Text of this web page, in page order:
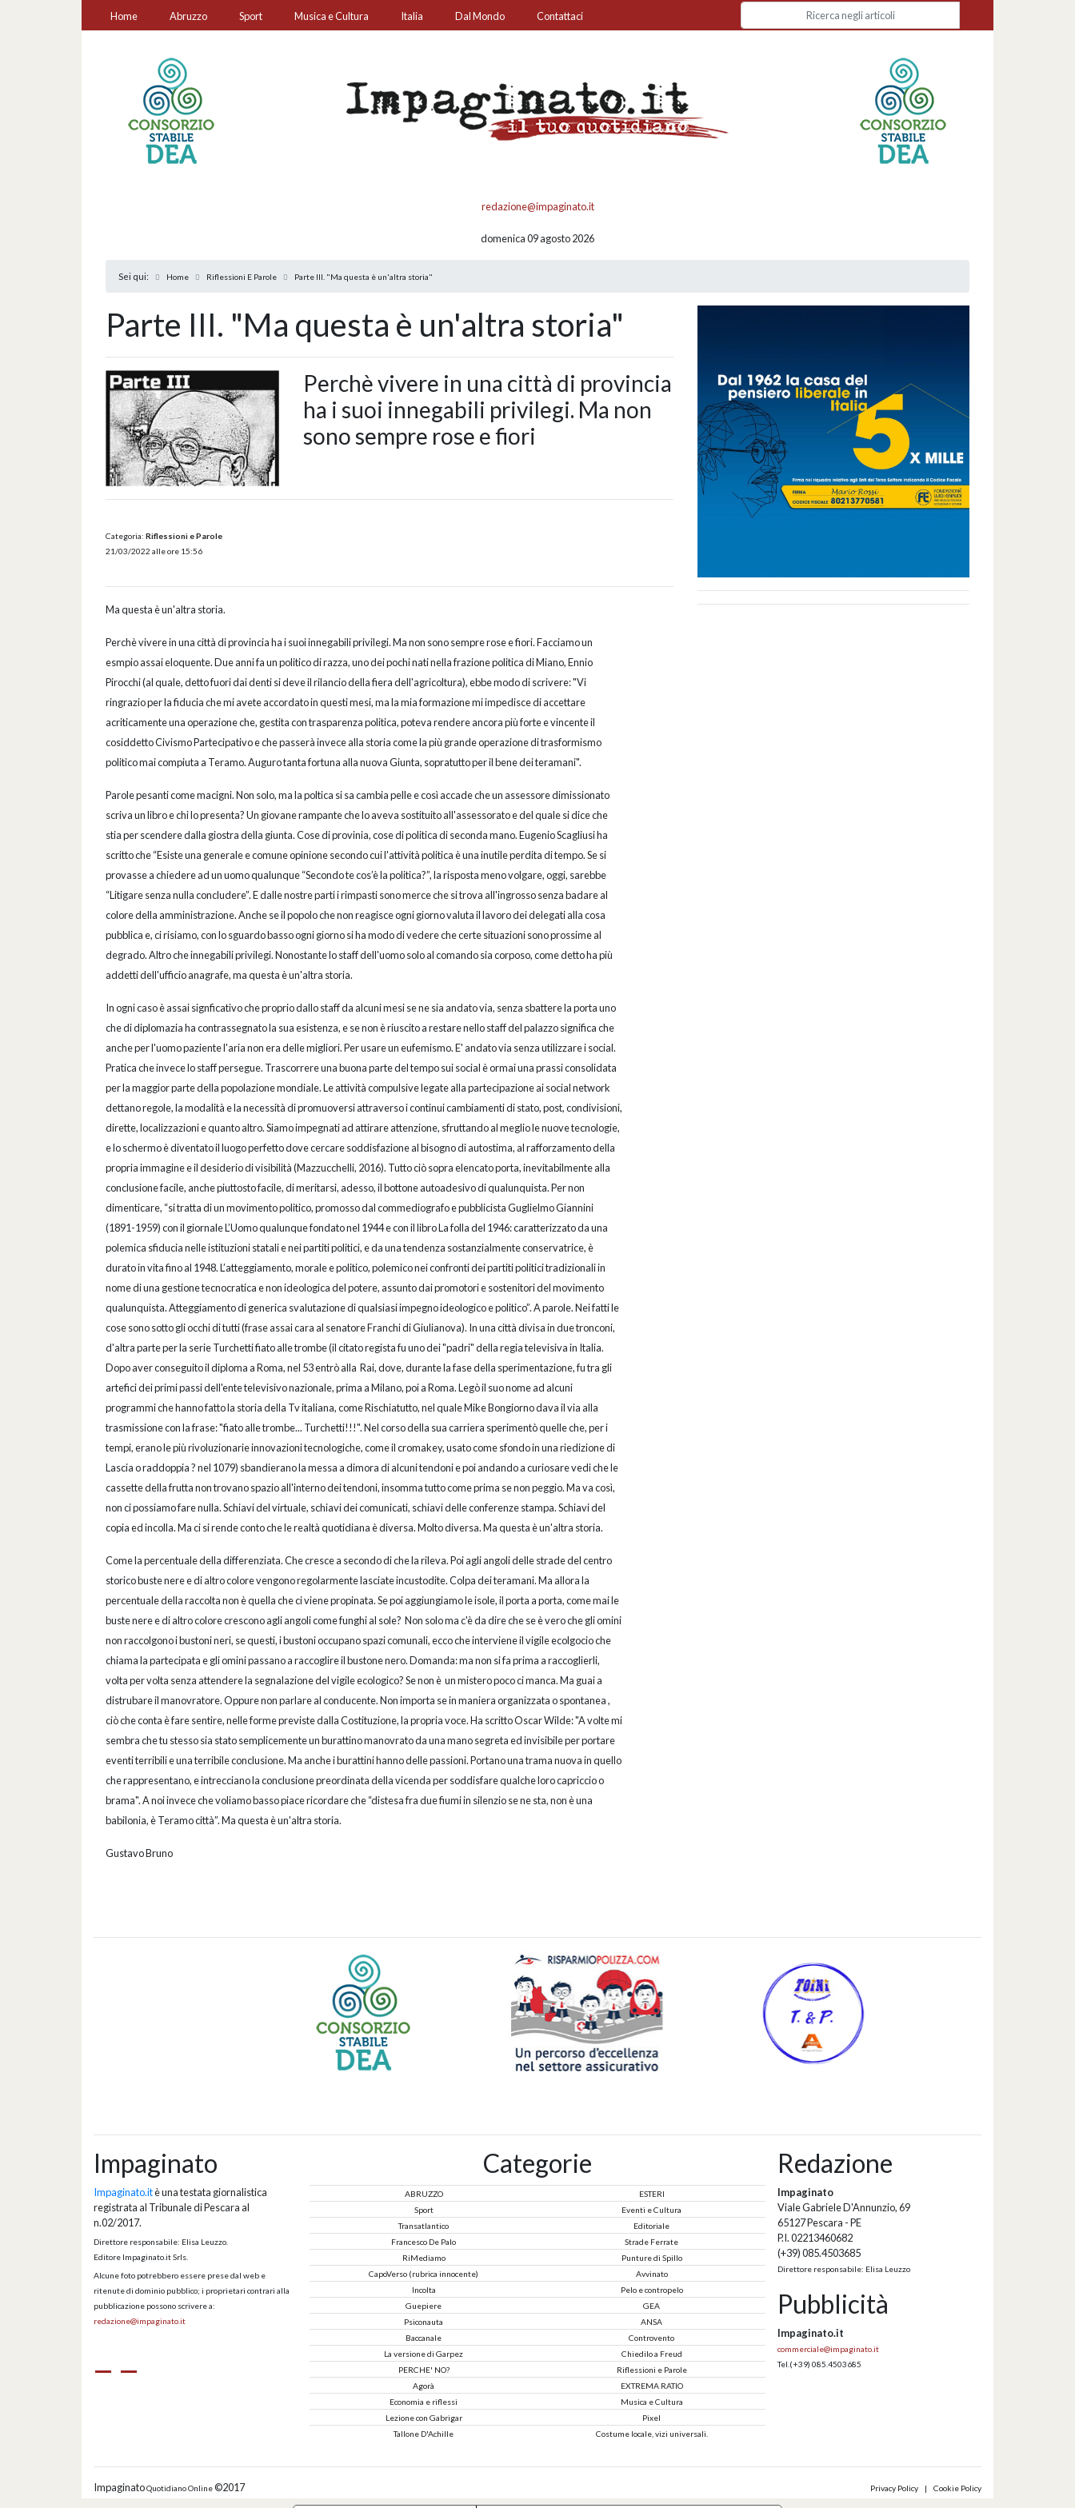
Home Abruzzo Sport Musica e Cultura Italia Dal Mondo Contattaci
redazione@impaginato.it
domenica 09 agosto 2026
Sei qui: Home Riflessioni E Parole Parte III. "Ma questa è un'altra storia"
Parte III. "Ma questa è un'altra storia"
Perchè vivere in una città di provincia
ha i suoi innegabili privilegi. Ma non
sono sempre rose e fiori
Categoria: Riflessioni e Parole
21/03/2022 alle ore 15:56
Ma questa è un'altra storia.
Perchè vivere in una città di provincia ha i suoi innegabili privilegi. Ma non sono sempre rose e fiori. Facciamo un
esmpio assai eloquente. Due anni fa un politico di razza, uno dei pochi nati nella frazione politica di Miano, Ennio
Pirocchi (al quale, detto fuori dai denti si deve il rilancio della fiera dell'agricoltura), ebbe modo di scrivere: "Vi
ringrazio per la fiducia che mi avete accordato in questi mesi, ma la mia formazione mi impedisce di accettare
acriticamente una operazione che, gestita con trasparenza politica, poteva rendere ancora più forte e vincente il
cosiddetto Civismo Partecipativo e che passerà invece alla storia come la più grande operazione di trasformismo
politico mai compiuta a Teramo. Auguro tanta fortuna alla nuova Giunta, sopratutto per il bene dei teramani".
Parole pesanti come macigni. Non solo, ma la poltica si sa cambia pelle e così accade che un assessore dimissionato
scriva un libro e chi lo presenta? Un giovane rampante che lo aveva sostituito all'assessorato e del quale si dice che
stia per scendere dalla giostra della giunta. Cose di provinia, cose di politica di seconda mano. Eugenio Scagliusi ha
scritto che “Esiste una generale e comune opinione secondo cui l'attività politica è una inutile perdita di tempo. Se si
provasse a chiedere ad un uomo qualunque “Secondo te cos’è la politica?”, la risposta meno volgare, oggi, sarebbe
“Litigare senza nulla concludere”. E dalle nostre parti i rimpasti sono merce che si trova all'ingrosso senza badare al
colore della amministrazione. Anche se il popolo che non reagisce ogni giorno valuta il lavoro dei delegati alla cosa
pubblica e, ci risiamo, con lo sguardo basso ogni giorno si ha modo di vedere che certe situazioni sono prossime al
degrado. Altro che innegabili privilegi. Nonostante lo staff dell'uomo solo al comando sia corposo, come detto ha più
addetti dell'ufficio anagrafe, ma questa è un'altra storia.
In ogni caso è assai signficativo che proprio dallo staff da alcuni mesi se ne sia andato via, senza sbattere la porta uno
che di diplomazia ha contrassegnato la sua esistenza, e se non è riuscito a restare nello staff del palazzo significa che
anche per l'uomo paziente l'aria non era delle migliori. Per usare un eufemismo. E' andato via senza utilizzare i social.
Pratica che invece lo staff persegue. Trascorrere una buona parte del tempo sui social è ormai una prassi consolidata
per la maggior parte della popolazione mondiale. Le attività compulsive legate alla partecipazione ai social network
dettano regole, la modalità e la necessità di promuoversi attraverso i continui cambiamenti di stato, post, condivisioni,
dirette, localizzazioni e quanto altro. Siamo impegnati ad attirare attenzione, sfruttando al meglio le nuove tecnologie,
e lo schermo è diventato il luogo perfetto dove cercare soddisfazione al bisogno di autostima, al rafforzamento della
propria immagine e il desiderio di visibilità (Mazzucchelli, 2016). Tutto ciò sopra elencato porta, inevitabilmente alla
conclusione facile, anche piuttosto facile, di meritarsi, adesso, il bottone autoadesivo di qualunquista. Per non
dimenticare, “si tratta di un movimento politico, promosso dal commediografo e pubblicista Guglielmo Giannini
(1891-1959) con il giornale L’Uomo qualunque fondato nel 1944 e con il libro La folla del 1946: caratterizzato da una
polemica sfiducia nelle istituzioni statali e nei partiti politici, e da una tendenza sostanzialmente conservatrice, è
durato in vita fino al 1948. L’atteggiamento, morale e politico, polemico nei confronti dei partiti politici tradizionali in
nome di una gestione tecnocratica e non ideologica del potere, assunto dai promotori e sostenitori del movimento
qualunquista. Atteggiamento di generica svalutazione di qualsiasi impegno ideologico e politico”. A parole. Nei fatti le
cose sono sotto gli occhi di tutti (frase assai cara al senatore Franchi di Giulianova). In una città divisa in due tronconi,
d'altra parte per la serie Turchetti fiato alle trombe (il citato regista fu uno dei "padri" della regia televisiva in Italia.
Dopo aver conseguito il diploma a Roma, nel 53 entrò alla Rai, dove, durante la fase della sperimentazione, fu tra gli
artefici dei primi passi dell'ente televisivo nazionale, prima a Milano, poi a Roma. Legò il suo nome ad alcuni
programmi che hanno fatto la storia della Tv italiana, come Rischiatutto, nel quale Mike Bongiorno dava il via alla
trasmissione con la frase: "fiato alle trombe... Turchetti!!!". Nel corso della sua carriera sperimentò quelle che, per i
tempi, erano le più rivoluzionarie innovazioni tecnologiche, come il cromakey, usato come sfondo in una riedizione di
Lascia o raddoppia ? nel 1079) sbandierano la messa a dimora di alcuni tendoni e poi andando a curiosare vedi che le
cassette della frutta non trovano spazio all'interno dei tendoni, insomma tutto come prima se non peggio. Ma va così,
non ci possiamo fare nulla. Schiavi del virtuale, schiavi dei comunicati, schiavi delle conferenze stampa. Schiavi del
copia ed incolla. Ma ci si rende conto che le realtà quotidiana è diversa. Molto diversa. Ma questa è un'altra storia.
Come la percentuale della differenziata. Che cresce a secondo di che la rileva. Poi agli angoli delle strade del centro
storico buste nere e di altro colore vengono regolarmente lasciate incustodite. Colpa dei teramani. Ma allora la
percentuale della raccolta non è quella che ci viene propinata. Se poi aggiungiamo le isole, il porta a porta, come mai le
buste nere e di altro colore crescono agli angoli come funghi al sole? Non solo ma c'è da dire che se è vero che gli omini
non raccolgono i bustoni neri, se questi, i bustoni occupano spazi comunali, ecco che interviene il vigile ecolgocio che
chiama la partecipata e gli omini passano a raccoglire il bustone nero. Domanda: ma non si fa prima a raccoglierli,
volta per volta senza attendere la segnalazione del vigile ecologico? Se non è un mistero poco ci manca. Ma guai a
distrubare il manovratore. Oppure non parlare al conducente. Non importa se in maniera organizzata o spontanea ,
ciò che conta è fare sentire, nelle forme previste dalla Costituzione, la propria voce. Ha scritto Oscar Wilde: "A volte mi
sembra che tu stesso sia stato semplicemente un burattino manovrato da una mano segreta ed invisibile per portare
eventi terribili e una terribile conclusione. Ma anche i burattini hanno delle passioni. Portano una trama nuova in quello
che rappresentano, e intrecciano la conclusione preordinata della vicenda per soddisfare qualche loro capriccio o
brama". A noi invece che voliamo basso piace ricordare che “distesa fra due fiumi in silenzio se ne sta, non è una
babilonia, è Teramo città”. Ma questa è un'altra storia.
Gustavo Bruno
Impaginato
Impaginato.itè una testata giornalistica
registrata al Tribunale di Pescara al
n.02/2017.
Direttore responsabile: Elisa Leuzzo.
Editore Impaginato.it Srls.
Alcune foto potrebbero essere prese dal web e
ritenute di dominio pubblico; i proprietari contrari alla
pubblicazione possono scrivere a:
redazione@impaginato.it
Categorie
ABRUZZO
ESTERI
Sport
Eventi e Cultura
Transatlantico
Editoriale
Francesco De Palo
Strade Ferrate
RiMediamo
Punture di Spillo
CapoVerso (rubrica innocente)
Avvinato
Incolta
Pelo e contropelo
Guepiere
GEA
Psiconauta
ANSA
Baccanale
Controvento
La versione di Garpez
Chiedilo a Freud
PERCHE' NO?
Riflessioni e Parole
Agorà
EXTREMA RATIO
Economia e riflessi
Musica e Cultura
Lezione con Gabrigar
Pixel
Tallone D'Achille
Costume locale, vizi universali.
Redazione
Impaginato
Viale Gabriele D'Annunzio, 69
65127 Pescara - PE
P.I. 02213460682
(+39) 085.4503685
Direttore responsabile: Elisa Leuzzo
Pubblicità
Impaginato.it
commerciale@impaginato.it
Tel. (+39) 085.4503685
ImpaginatoQuotidiano Online©2017 Privacy Policy | Cookie Policy